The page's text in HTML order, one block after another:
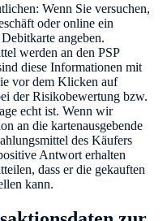
Wenn Sie versuchen,
oder online ein
angeben.
werden an den PSP
diese Informationen mit
vor dem Klicken auf
der Risikobewertung bzw.
echt ist. Wenn wir
an die kartenausgebende
des Käufers
Antwort erhalten
dass er die gekauften
kann.